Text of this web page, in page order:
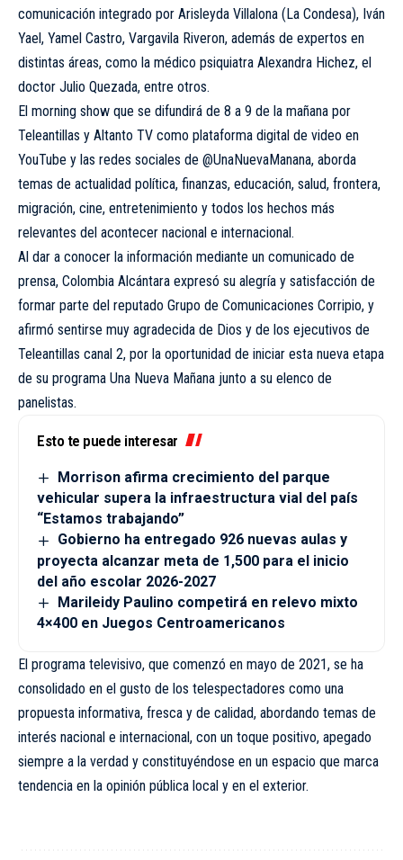
comunicación integrado por Arisleyda Villalona (La Condesa), Iván
Yael, Yamel Castro, Vargavila Riveron, además de expertos en
distintas áreas, como la médico psiquiatra Alexandra Hichez, el
doctor Julio Quezada, entre otros.
El morning show que se difundirá de 8 a 9 de la mañana por
Teleantillas y Altanto TV como plataforma digital de video en
YouTube y las redes sociales de @UnaNuevaManana, aborda
temas de actualidad política, finanzas, educación, salud, frontera,
migración, cine, entretenimiento y todos los hechos más
relevantes del acontecer nacional e internacional.
Al dar a conocer la información mediante un comunicado de
prensa, Colombia Alcántara expresó su alegría y satisfacción de
formar parte del reputado Grupo de Comunicaciones Corripio, y
afirmó sentirse muy agradecida de Dios y de los ejecutivos de
Teleantillas canal 2, por la oportunidad de iniciar esta nueva etapa
de su programa Una Nueva Mañana junto a su elenco de
panelistas.
Esto te puede interesar
Morrison afirma crecimiento del parque
vehicular supera la infraestructura vial del país
“Estamos trabajando”
Gobierno ha entregado 926 nuevas aulas y
proyecta alcanzar meta de 1,500 para el inicio
del año escolar 2026-2027
Marileidy Paulino competirá en relevo mixto
4×400 en Juegos Centroamericanos
El programa televisivo, que comenzó en mayo de 2021, se ha
consolidado en el gusto de los telespectadores como una
propuesta informativa, fresca y de calidad, abordando temas de
interés nacional e internacional, con un toque positivo, apegado
siempre a la verdad y constituyéndose en un espacio que marca
tendencia en la opinión pública local y en el exterior.